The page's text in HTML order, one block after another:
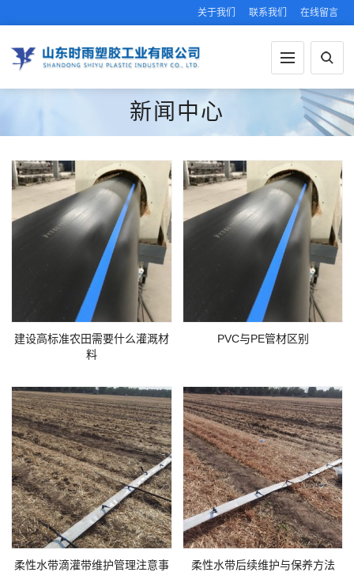
关于我们 联系我们 在线留言
新闻中心
建设高标准农田需要什么灌溉材
料
PVC与PE管材区别
柔性水带滴灌带维护管理注意事
柔性水带后续维护与保养方法